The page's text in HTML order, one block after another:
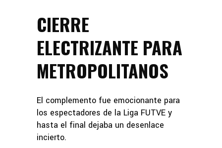
CIERRE
ELECTRIZANTE PARA
METROPOLITANOS
El complemento fue emocionante para
los espectadores de la Liga FUTVE y
hasta el final dejaba un desenlace
incierto.